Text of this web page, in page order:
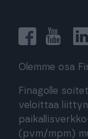
Olemme osa
Finagolle
veloittaa
(pvm/mpm)